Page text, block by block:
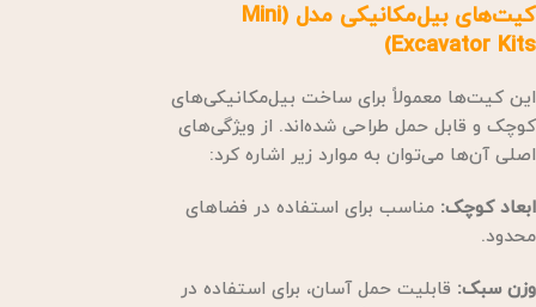
کیت‌های بیل‌مکانیکی مدل (Mini
Excavator Kits)
این کیت‌ها معمولاً برای ساخت بیل‌مکانیکی‌های
کوچک و قابل حمل طراحی شده‌اند. از ویژگی‌های
اصلی آن‌ها می‌توان به موارد زیر اشاره کرد:
ابعاد کوچک: مناسب برای استفاده در فضاهای
محدود.
وزن سبک: قابلیت حمل آسان، برای استفاده در